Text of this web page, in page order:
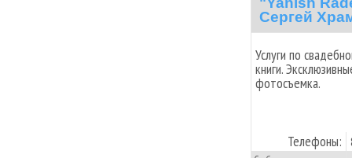
Сергей
Услуги по
книги.
фотосъемка.
Телефоны: